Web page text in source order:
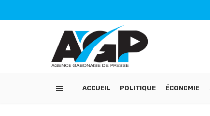
ACCUEIL POLITIQUE ÉCONOMIE